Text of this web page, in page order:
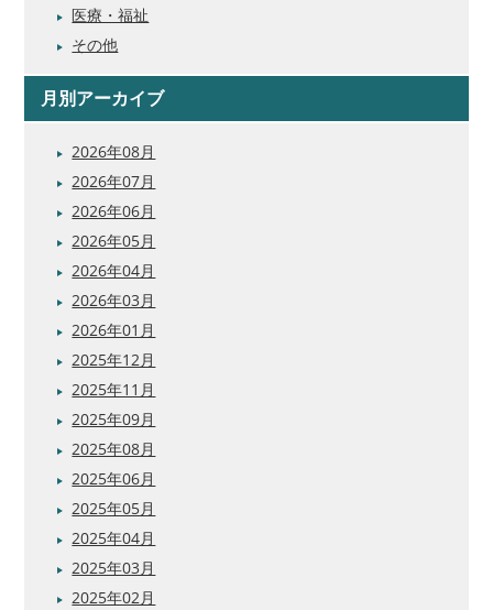
医療・福祉
その他
月別アーカイブ
2026年08月
2026年07月
2026年06月
2026年05月
2026年04月
2026年03月
2026年01月
2025年12月
2025年11月
2025年09月
2025年08月
2025年06月
2025年05月
2025年04月
2025年03月
2025年02月